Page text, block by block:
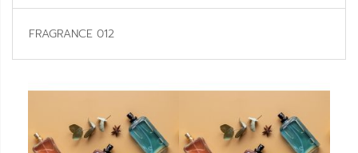
FRAGRANCE 012